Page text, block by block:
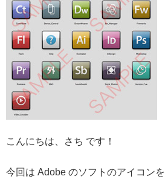
こんにちは、さち です！
今回は Adobe のソフトのアイコンを